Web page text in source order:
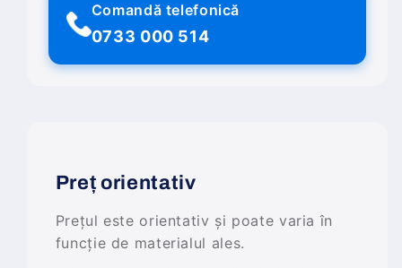
Comandă telefonică
0733 000 514
Preț orientativ
Prețul este orientativ și poate varia în
funcție de materialul ales.